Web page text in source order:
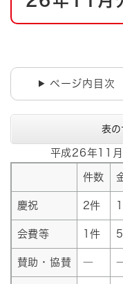
ページ内目次
表の
平成26年11
件数
慶祝 2件
会費等 1件
賛助・協賛 ―